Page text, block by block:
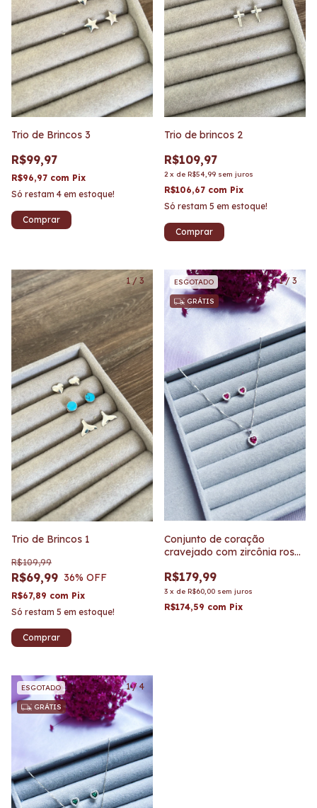
Trio de Brincos 3
R$99,97
R$96,97 com Pix
Só restam 4 em estoque!
Trio de brincos 2
R$109,97
2 x de R$54,99 sem juros
R$106,67 com Pix
Só restam 5 em estoque!
1/ 3
Trio de Brincos 1
R$69,99
R$109,99
36% OFF
R$67,89 com Pix
Só restam 5 em estoque!
1/ 3
ESGOTADO
GRÁTIS
Conjunto de coração
cravejado com zircônia rosa
R$179,99
3 x de R$60,00 sem juros
R$174,59 com Pix
1/ 4
ESGOTADO
GRÁTIS